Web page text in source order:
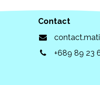
Contact
+689 89 23